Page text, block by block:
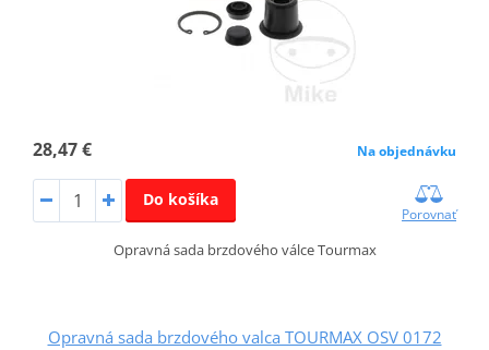
28,47 € Na objednávku
Do košíka
Porovnať
Opravná sada brzdového válce Tourmax
Opravná sada brzdového valca TOURMAX OSV 0172